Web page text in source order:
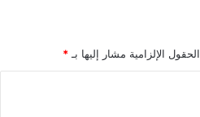
الحقول الإلزامية مشار إليها بـ*